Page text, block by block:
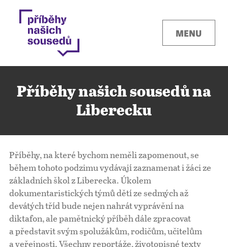
MENU
Kontakty
Místa
O projektu
Pro města
Příběhy našich sousedů na
Liberecku
Příběhy, na které bychom neměli zapomenout, se
během tohoto podzimu vydávají zaznamenat i žáci ze
základních škol z Liberecka. Úkolem
dokumentaristických týmů dětí ze sedmých až
devátých tříd bude nejen nahrát vyprávění na
diktafon, ale pamětnický příběh dále zpracovat
a představit svým spolužákům, rodičům, učitelům
a veřejnosti. Všechny reportáže, životopisné texty